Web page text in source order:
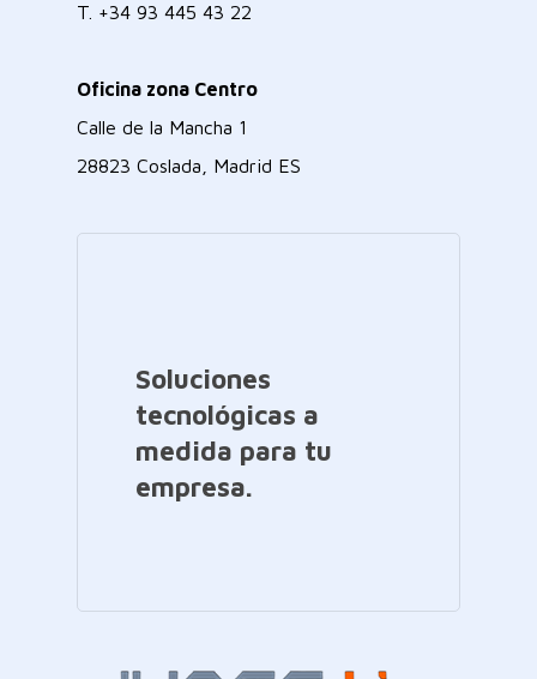
T. +34 93 445 43 22
Oficina zona Centro
Calle de la Mancha 1
28823 Coslada, Madrid ES
Soluciones
tecnológicas a
medida para tu
empresa.